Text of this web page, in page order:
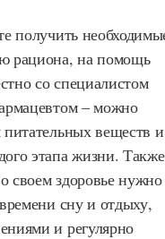
получить
рациона, на помощь
со специалистом
– можно
питательных веществ
этапа жизни. Также
своем здоровье нужно
сну и отдыху,
и регулярно